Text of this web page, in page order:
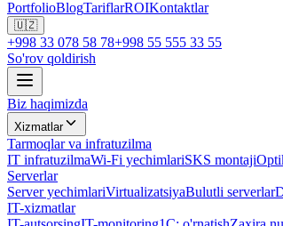
PortfolioBlogTariflarROIKontaktlar
🇺🇿
+998 33 078 58 78+998 55 555 33 55
So'rov qoldirish
Biz haqimizda
Xizmatlar
Tarmoqlar va infratuzilma
IT infratuzilmaWi-Fi yechimlariSKS montaji
Serverlar
Server yechimlariVirtualizatsiyaBulutli serverlar
IT-xizmatlar